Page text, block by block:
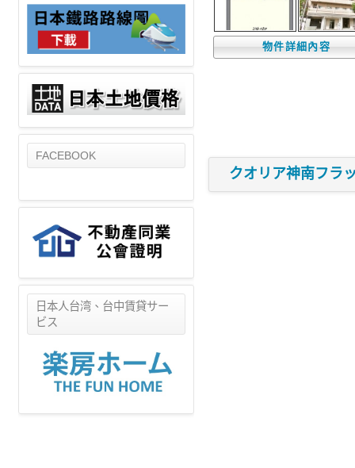
物件詳細內容
クオリア神南フラ
FACEBOOK
日本人台湾、台中賃貸サー
ビス